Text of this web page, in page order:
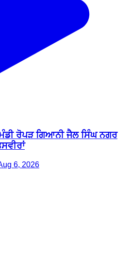
ਰੋਪੜ ਗਿਆਨੀ ਜੈਲ ਸਿੰਘ ਨਗਰ
6, 2026